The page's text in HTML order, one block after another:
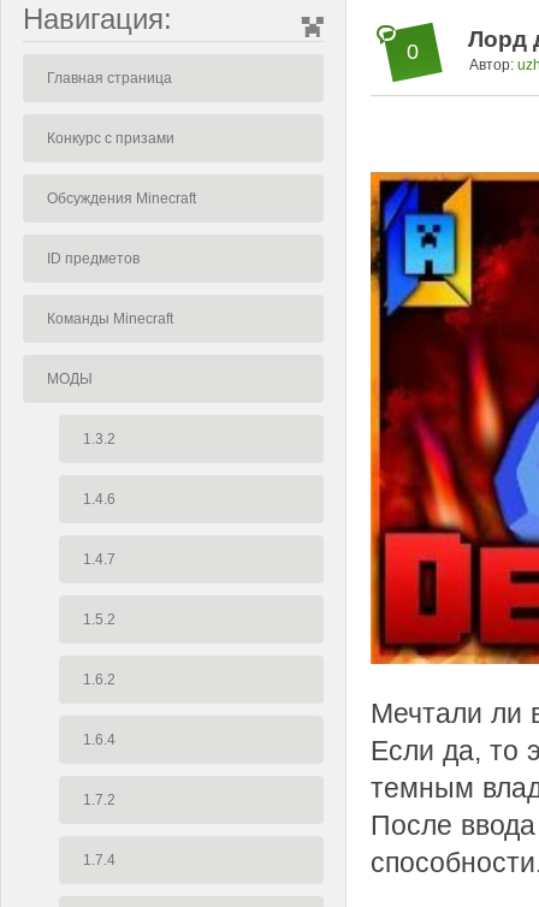
Навигация:
Главная страница
Конкурс с призами
Обсуждения Minecraft
ID предметов
Команды Minecraft
МОДЫ
1.3.2
1.4.6
1.4.7
1.5.2
1.6.2
1.6.4
1.7.2
1.7.4
0 Лорд
Автор:
Мечтали ли
Если да, то
темным
После